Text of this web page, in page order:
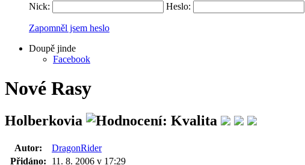
Nick: Heslo:
Zapomněl jsem heslo
Doupě jinde
Facebook
Nové Rasy
Holberkovia
Autor:
DragonRider
Přidáno:
11. 8. 2006 v 17:29